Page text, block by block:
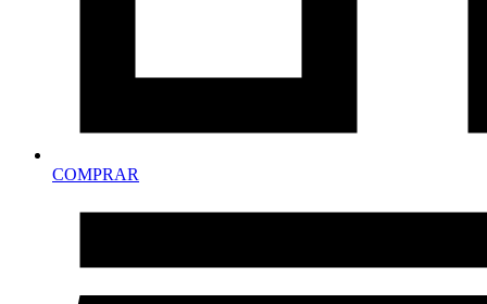
COMPRAR